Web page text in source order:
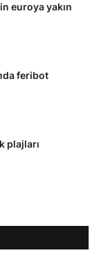
euroya yakın
feribot
plajları